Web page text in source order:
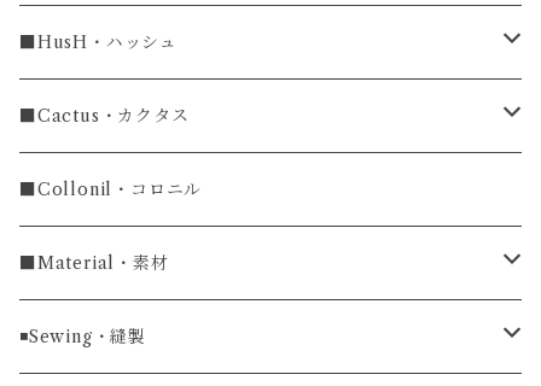
ラグ幅18mm
ラグ幅19mm
ラグ幅20mm
ラグ幅22mm
ラグ幅24mm
長財布
長財布
ラウンドファスナー長財布
名刺入れ
小銭入れ
キーケース
時計ベルト
■HusH・ハッシュ
ラウンドファスナー
カードケース
マウスパッド
コインケース
■Cactus・カクタス
コインケース
キーホルダー
ライターケース
■Collonil・コロニル
■Material・素材
クロコダイル
◾️Sewing・縫製